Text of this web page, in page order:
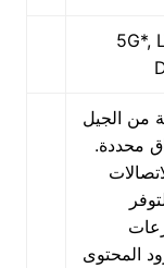
الجيل
المحتوى